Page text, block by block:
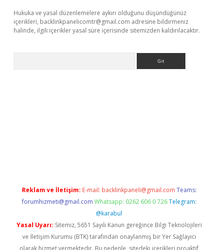
Hukuka ve yasal düzenlemelere aykırı olduğunu düşündüğünüz
içerikleri, backlinkpanelicomtr@gmail.com adresine bildirmeniz
halinde, ilgili içerikler yasal süre içerisinde sitemizden kaldırılacaktır.
Reklam ve İletişim: E-mail: backlinkpaneli@gmail.com Teams:
forumhizmeti@gmail.com Whatsapp: 0262 606 0 726 Telegram:
@karabul
Yasal Uyarı: Sitemiz, 5651 Sayılı Kanun gereğince Bilgi Teknolojileri
ve İletişim Kurumu (BTK) tarafından onaylanmış bir Yer Sağlayıcı
olarak hizmet vermektedir. Bu nedenle, sitedeki içerikleri proaktif